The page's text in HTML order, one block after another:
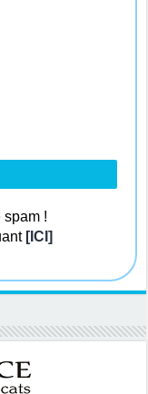
spam !
[ICI]